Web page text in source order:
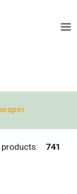
741